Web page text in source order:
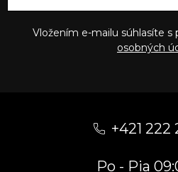
Vložením e-mailu súhlasíte s
osobných
+421 222
Po - Pia